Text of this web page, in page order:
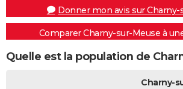
Donner mon avis sur Charny-
Comparer Charny-sur-Meuse à
Quelle est la population de
Charny-